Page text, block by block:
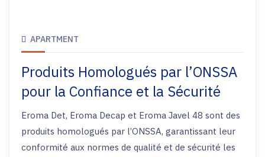
APARTMENT
Produits Homologués par l’ONSSA
pour la Confiance et la Sécurité
Eroma Det, Eroma Decap et Eroma Javel 48 sont des
produits homologués par l’ONSSA, garantissant leur
conformité aux normes de qualité et de sécurité les